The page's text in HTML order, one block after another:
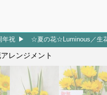
年祝 ☆夏の花☆Luminous／生
レンジメント